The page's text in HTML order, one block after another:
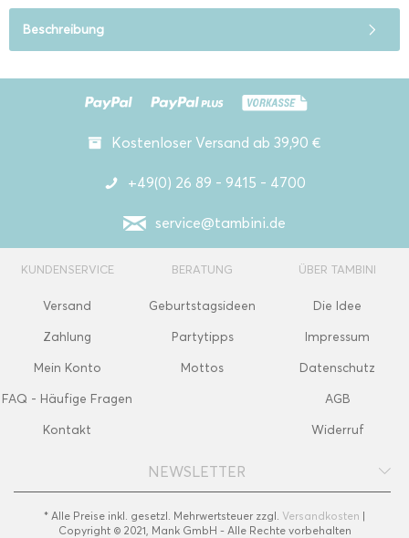
Beschreibung
Kostenloser Versand ab 39,90 €
+49(0) 26 89 - 9415 - 4700
service@tambini.de
KUNDENSERVICE
Versand
Zahlung
Mein Konto
FAQ - Häufige Fragen
Kontakt
BERATUNG
Geburtstagsideen
Partytipps
Mottos
ÜBER TAMBINI
Die Idee
Impressum
Datenschutz
AGB
Widerruf
NEWSLETTER
* Alle Preise inkl. gesetzl. Mehrwertsteuer zzgl. Versandkosten |
Copyright © 2021, Mank GmbH - Alle Rechte vorbehalten